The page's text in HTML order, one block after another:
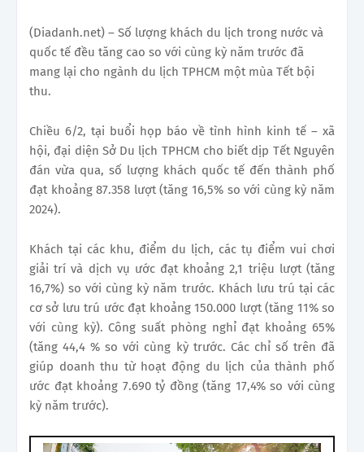
(Diadanh.net) – Số lượng khách du lịch trong nước và
quốc tế đều tăng cao so với cùng kỳ năm trước đã
mang lại cho ngành du lịch TPHCM một mùa Tết bội
thu.
Chiều 6/2, tại buổi họp báo về tình hình kinh tế – xã
hội, đại diện Sở Du lịch TPHCM cho biết dịp Tết Nguyên
đán vừa qua, số lượng khách quốc tế đến thành phố
đạt khoảng 87.358 lượt (tăng 16,5% so với cùng kỳ năm
2024).
Khách tại các khu, điểm du lịch, các tụ điểm vui chơi
giải trí và dịch vụ ước đạt khoảng 2,1 triệu lượt (tăng
16,7%) so với cùng kỳ năm trước. Khách lưu trú tại các
cơ sở lưu trú ước đạt khoảng 150.000 lượt (tăng 11% so
với cùng kỳ). Công suất phòng nghỉ đạt khoảng 65%
(tăng 44,4 % so với cùng kỳ trước. Các chỉ số trên đã
giúp doanh thu từ hoạt động du lịch của thành phố
ước đạt khoảng 7.690 tỷ đồng (tăng 17,4% so với cùng
kỳ năm trước).